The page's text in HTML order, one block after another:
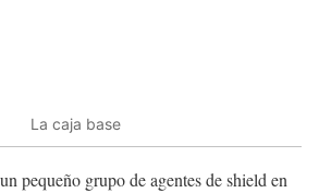
La caja base
pequeño grupo de agentes de shield en